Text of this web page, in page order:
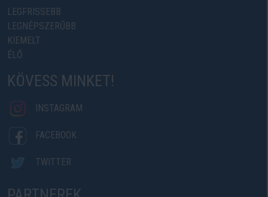
LEGFRISSEBB
LEGNÉPSZERŰBB
KIEMELT
ÉLŐ
KÖVESS MINKET!
INSTAGRAM
FACEBOOK
TWITTER